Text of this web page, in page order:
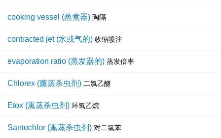
cooking vessel (蒸煮器) 陶隔
contracted jet (水或气的) 收缩喷注
evaporation ratio (蒸发器的) 蒸发倍率
Chlorex (薰蒸杀虫剂) 二氯乙醚
Etox (熏蒸杀虫剂) 环氧乙烷
Santochlor (熏蒸杀虫剂) 对二氯苯